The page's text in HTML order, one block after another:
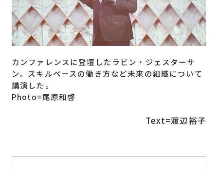
カンファレンスに登壇したラビン・ジェスターサ
ン。スキルベースの働き方など未来の組織について
講演した。
Photo=尾原和啓
Text=渡辺裕子